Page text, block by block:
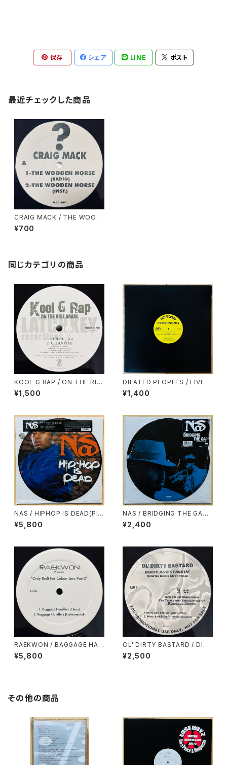
保存 シェア LINE ポスト
最近チェックした商品
CRAIG MACK / THE WOOD
EN HORCE
¥700
同じカテゴリの商品
KOOL G RAP / ON THE RIS
E AGAIN
¥1,500
DILATED PEOPLES / LIVE O
N STAGE
¥1,400
NAS / HIPHOP IS DEAD(PIC
TURE DISC)
¥5,800
NAS / BRIDGING THE GAP
(PICTURE DISC)
¥2,400
RAEKWON / BAGGAGE HAN
DLERS
¥5,800
OL' DIRTY BASTARD / DIRT
Y & STINKIN'
¥2,500
その他の商品